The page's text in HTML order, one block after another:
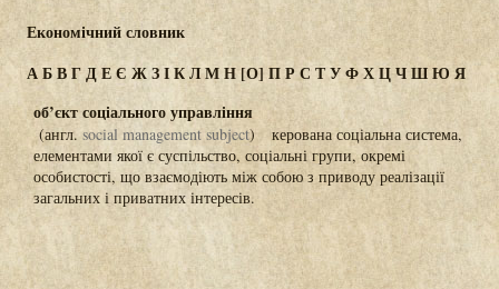
Економічний словник
АБВГДЕЄ ЖЗІКЛМН[О] ПРСТУФХЦЧШЮЯ
об’єкт соціального управління
(англ. social management subject) керована соціальна система,
елементами якої є суспільство, соціальні групи, окремі
особистості, що взаємодіють між собою з приводу реалізації
загальних і приватних інтересів.